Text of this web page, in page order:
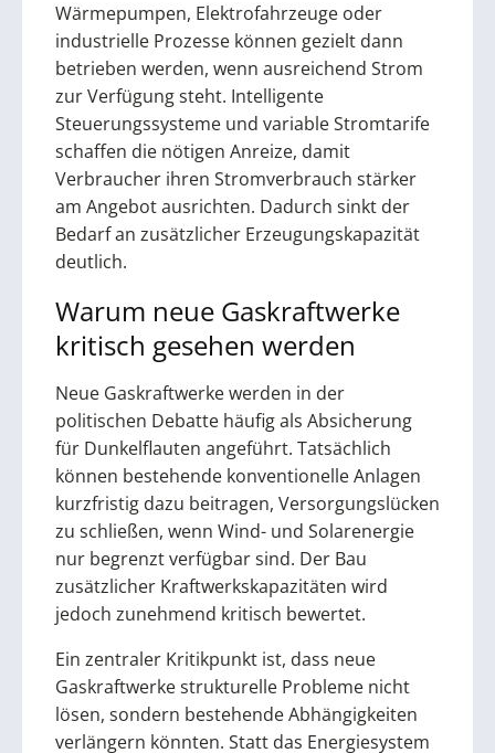
Wärmepumpen, Elektrofahrzeuge oder
industrielle Prozesse können gezielt dann
betrieben werden, wenn ausreichend Strom
zur Verfügung steht. Intelligente
Steuerungssysteme und variable Stromtarife
schaffen die nötigen Anreize, damit
Verbraucher ihren Stromverbrauch stärker
am Angebot ausrichten. Dadurch sinkt der
Bedarf an zusätzlicher Erzeugungskapazität
deutlich.
Warum neue Gaskraftwerke
kritisch gesehen werden
Neue Gaskraftwerke werden in der
politischen Debatte häufig als Absicherung
für Dunkelflauten angeführt. Tatsächlich
können bestehende konventionelle Anlagen
kurzfristig dazu beitragen, Versorgungslücken
zu schließen, wenn Wind- und Solarenergie
nur begrenzt verfügbar sind. Der Bau
zusätzlicher Kraftwerkskapazitäten wird
jedoch zunehmend kritisch bewertet.
Ein zentraler Kritikpunkt ist, dass neue
Gaskraftwerke strukturelle Probleme nicht
lösen, sondern bestehende Abhängigkeiten
verlängern könnten. Statt das Energiesystem